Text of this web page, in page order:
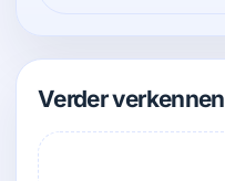
Verder verkennen